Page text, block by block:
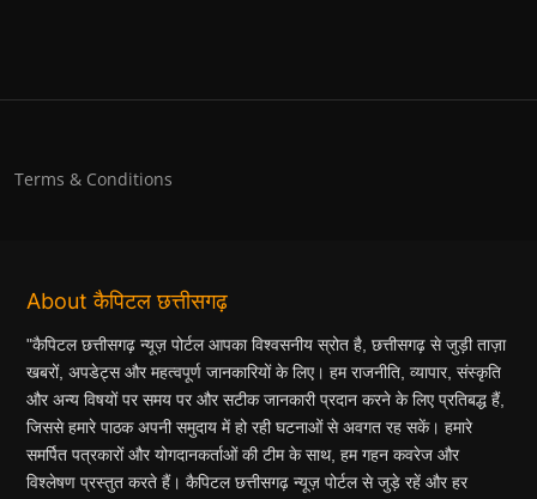
Terms & Conditions
About कैपिटल छत्तीसगढ़
"कैपिटल छत्तीसगढ़ न्यूज़ पोर्टल आपका विश्वसनीय स्रोत है, छत्तीसगढ़ से जुड़ी ताज़ा
खबरों, अपडेट्स और महत्वपूर्ण जानकारियों के लिए। हम राजनीति, व्यापार, संस्कृति
और अन्य विषयों पर समय पर और सटीक जानकारी प्रदान करने के लिए प्रतिबद्ध हैं,
जिससे हमारे पाठक अपनी समुदाय में हो रही घटनाओं से अवगत रह सकें। हमारे
समर्पित पत्रकारों और योगदानकर्ताओं की टीम के साथ, हम गहन कवरेज और
विश्लेषण प्रस्तुत करते हैं। कैपिटल छत्तीसगढ़ न्यूज़ पोर्टल से जुड़े रहें और हर